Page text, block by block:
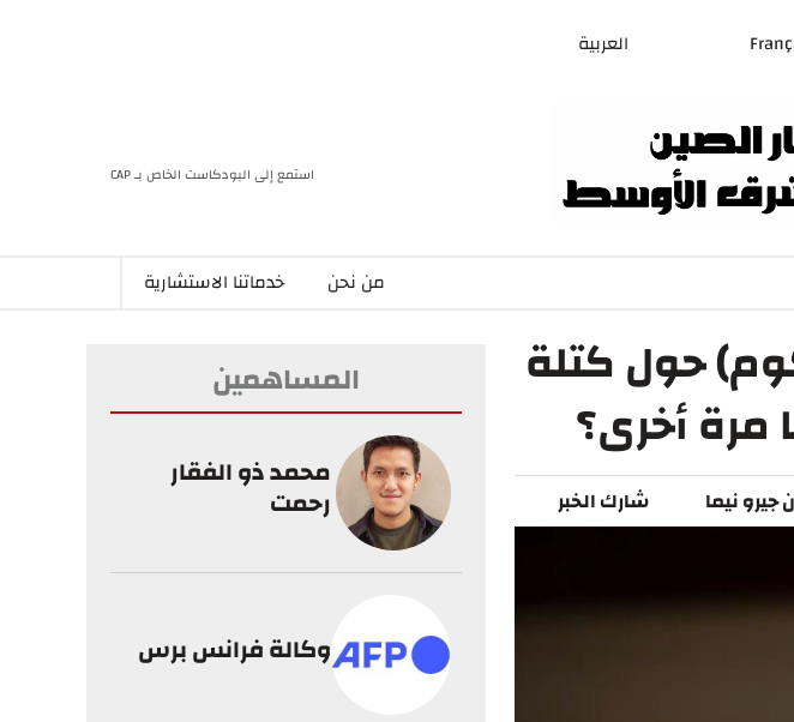
العربية
استمع إلى البودكاست الخاص بـ CAP
من نحن خدماتنا الاستشارية
حول كتلة
مرة أخرى؟
جيرو نيما شارك الخبر
المساهمين
محمد ذو الفقار
رحمت
وكالة فرانس برس